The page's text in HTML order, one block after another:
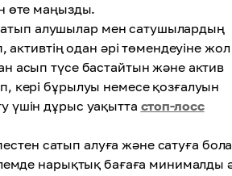
өте маңызды.
алушылар мен сатушылардың
активтің одан әрі төмендеуіне жол
асып түсе бастайтын және актив
кері бұрылуы немесе қозғалуын
үшін дұрыс уақытта стоп-лосс
сатып алуға және сатуға
нарықтық бағаға минималды